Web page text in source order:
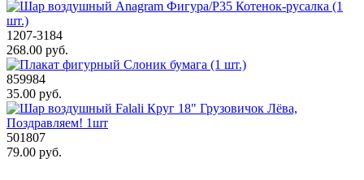
1207-3184
268.00 руб.
859984
35.00 руб.
501807
79.00 руб.